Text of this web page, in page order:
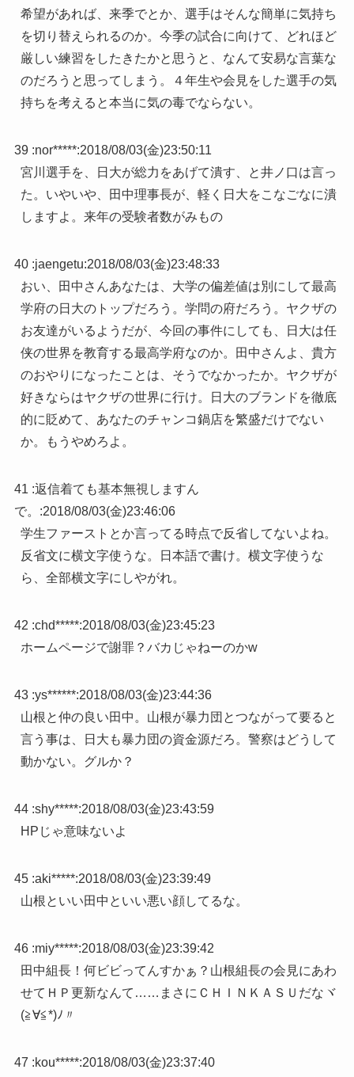
希望があれば、来季でとか、選手はそんな簡単に気持ち
を切り替えられるのか。今季の試合に向けて、どれほど
厳しい練習をしたきたかと思うと、なんて安易な言葉な
のだろうと思ってしまう。４年生や会見をした選手の気
持ちを考えると本当に気の毒でならない。
39 :nor*****:2018/08/03(金)23:50:11
宮川選手を、日大が総力をあげて潰す、と井ノ口は言っ
た。いやいや、田中理事長が、軽く日大をこなごなに潰
しますよ。来年の受験者数がみもの
40 :jaengetu:2018/08/03(金)23:48:33
おい、田中さんあなたは、大学の偏差値は別にして最高
学府の日大のトップだろう。学問の府だろう。ヤクザの
お友達がいるようだが、今回の事件にしても、日大は任
侠の世界を教育する最高学府なのか。田中さんよ、貴方
のおやりになったことは、そうでなかったか。ヤクザが
好きならはヤクザの世界に行け。日大のブランドを徹底
的に貶めて、あなたのチャンコ鍋店を繁盛だけでない
か。もうやめろよ。
41 :返信着ても基本無視しますん
で。 :2018/08/03(金)23:46:06
学生ファーストとか言ってる時点で反省してないよね。
反省文に横文字使うな。日本語で書け。横文字使うな
ら、全部横文字にしやがれ。
42 :chd*****:2018/08/03(金)23:45:23
ホームページで謝罪？バカじゃねーのかw
43 :ys******:2018/08/03(金)23:44:36
山根と仲の良い田中。山根が暴力団とつながって要ると
言う事は、日大も暴力団の資金源だろ。警察はどうして
動かない。グルか？
44 :shy*****:2018/08/03(金)23:43:59
HPじゃ意味ないよ
45 :aki*****:2018/08/03(金)23:39:49
山根といい田中といい悪い顔してるな。
46 :miy*****:2018/08/03(金)23:39:42
田中組長！何ビビってんすかぁ？山根組長の会見にあわ
せてＨＰ更新なんて……まさにＣＨＩＮＫＡＳＵだなヾ
(≧∀≦*)ﾉ〃
47 :kou*****:2018/08/03(金)23:37:40